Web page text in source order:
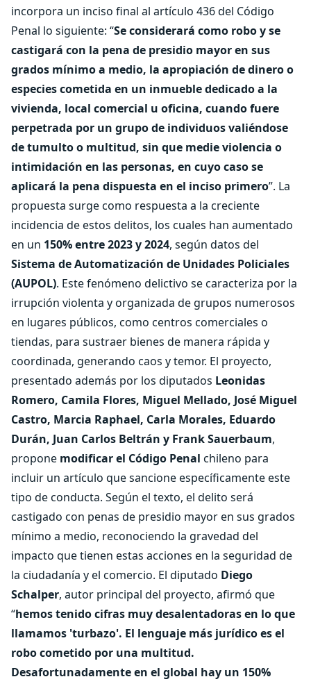
incorpora un inciso final al artículo 436 del Código
Penal lo siguiente: “Se considerará como robo y se
castigará con la pena de presidio mayor en sus
grados mínimo a medio, la apropiación de dinero o
especies cometida en un inmueble dedicado a la
vivienda, local comercial u oficina, cuando fuere
perpetrada por un grupo de individuos valiéndose
de tumulto o multitud, sin que medie violencia o
intimidación en las personas, en cuyo caso se
aplicará la pena dispuesta en el inciso primero”. La
propuesta surge como respuesta a la creciente
incidencia de estos delitos, los cuales han aumentado
en un 150% entre 2023 y 2024, según datos del
Sistema de Automatización de Unidades Policiales
(AUPOL). Este fenómeno delictivo se caracteriza por la
irrupción violenta y organizada de grupos numerosos
en lugares públicos, como centros comerciales o
tiendas, para sustraer bienes de manera rápida y
coordinada, generando caos y temor. El proyecto,
presentado además por los diputados Leonidas
Romero, Camila Flores, Miguel Mellado, José Miguel
Castro, Marcia Raphael, Carla Morales, Eduardo
Durán, Juan Carlos Beltrán y Frank Sauerbaum,
propone modificar el Código Penal chileno para
incluir un artículo que sancione específicamente este
tipo de conducta. Según el texto, el delito será
castigado con penas de presidio mayor en sus grados
mínimo a medio, reconociendo la gravedad del
impacto que tienen estas acciones en la seguridad de
la ciudadanía y el comercio. El diputado Diego
Schalper, autor principal del proyecto, afirmó que
“hemos tenido cifras muy desalentadoras en lo que
llamamos 'turbazo'. El lenguaje más jurídico es el
robo cometido por una multitud.
Desafortunadamente en el global hay un 150%